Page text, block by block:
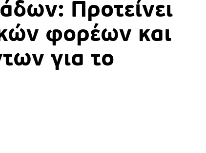
Προτείνει
φορέων και
για το